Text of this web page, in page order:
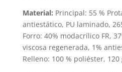
Material: Principal: 55 %
antiestático, PU laminado,
Forro: 40% modacrílico FR,
viscosa regenerada, 1%
Relleno: 100 % poliéster, 120